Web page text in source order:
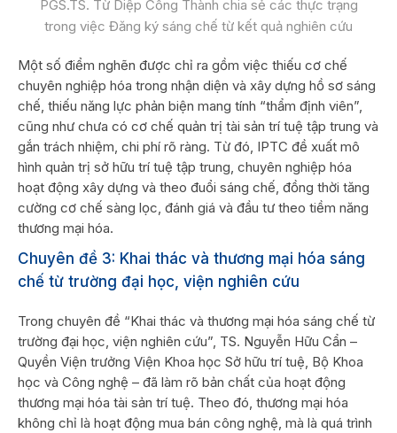
PGS.TS. Từ Diệp Công Thành chia sẻ các thực trạng
trong việc Đăng ký sáng chế từ kết quả nghiên cứu
Một số điểm nghẽn được chỉ ra gồm việc thiếu cơ chế
chuyên nghiệp hóa trong nhận diện và xây dựng hồ sơ sáng
chế, thiếu năng lực phản biện mang tính “thẩm định viên”,
cũng như chưa có cơ chế quản trị tài sản trí tuệ tập trung và
gắn trách nhiệm, chi phí rõ ràng. Từ đó, IPTC đề xuất mô
hình quản trị sở hữu trí tuệ tập trung, chuyên nghiệp hóa
hoạt động xây dựng và theo đuổi sáng chế, đồng thời tăng
cường cơ chế sàng lọc, đánh giá và đầu tư theo tiềm năng
thương mại hóa.
Chuyên đề 3: Khai thác và thương mại hóa sáng
chế từ trường đại học, viện nghiên cứu
Trong chuyên đề “Khai thác và thương mại hóa sáng chế từ
trường đại học, viện nghiên cứu”, TS. Nguyễn Hữu Cẩn –
Quyền Viện trưởng Viện Khoa học Sở hữu trí tuệ, Bộ Khoa
học và Công nghệ – đã làm rõ bản chất của hoạt động
thương mại hóa tài sản trí tuệ. Theo đó, thương mại hóa
không chỉ là hoạt động mua bán công nghệ, mà là quá trình